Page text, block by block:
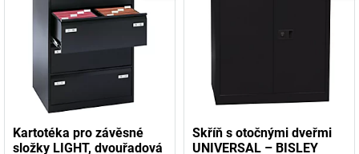
Kartotéka pro závěsné
složky LIGHT, dvouřadová
Skříň s otočnými dveřmi
UNIVERSAL – BISLEY